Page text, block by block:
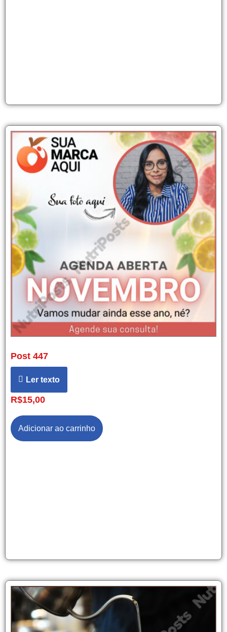
Post 447
Ler texto
R$15,00
Adicionar ao carrinho